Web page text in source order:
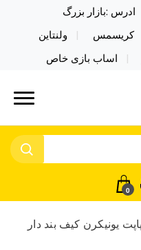
ادرس :بازار بزرگ
کریسمس
ولنتاین
اساب بازی خاص
لوازم هالووین
اکسسوری
بازی تراول ماگ نایکر
تاین کادویی
مستقیم
0
یونیکرن کیف بند دار